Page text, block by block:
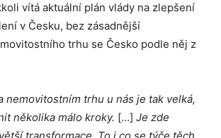
vítá aktuální plán vlády na zlepšení
v Česku, bez zásadnější
trhu se Česko podle něj z
nemovitostním trhu u nás je tak velká,
několika málo kroky. […] Je zde